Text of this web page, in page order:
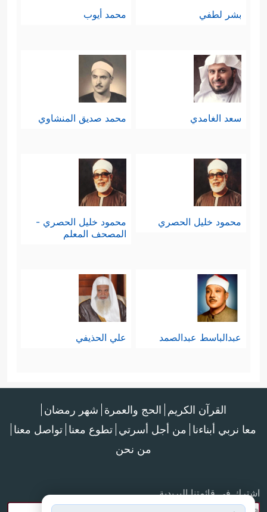
بشر لطفي محمد أيوب
سعد الغامدي محمد صديق المنشاوي
محمود خليل الحصري
محمود خليل الحصري -
المصحف المعلم
عبدالباسط عبدالصمد علي الحذيفي
القرآن الكريم الحج والعمرة شهر رمضان
معا نربي أبناءنا من أجل أسرتي تطوع معنا تواصل معنا
من نحن
اشترك في قائمتنا البريدية